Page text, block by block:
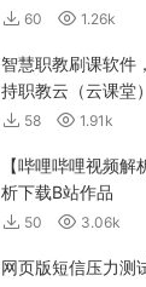
60 1.26k
智慧职教刷课软件
持职教云（云课堂
58 1.91k
【哔哩哔哩视频
析下载B站作品
50 3.06k
网页版短信压力测